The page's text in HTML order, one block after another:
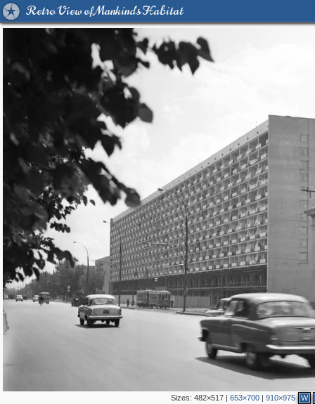
Retro View of Mankind's Habitat
Sizes: 482×517| 653×700| 910×975 W